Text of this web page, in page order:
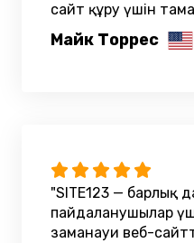
сайт құру үшін
Майк Торрес
"SITE123 — барлық
пайдаланушылар
заманауи веб-